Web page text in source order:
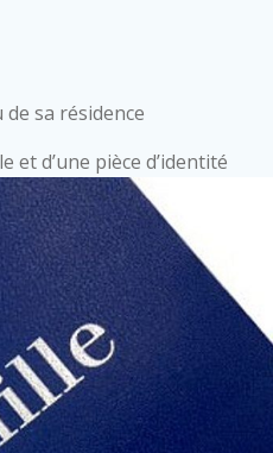
de sa résidence
et d’une pièce d’identité